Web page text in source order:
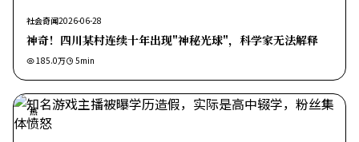
社会奇闻2026-06-28
神奇！四川某村连续十年出现"神秘光球"，科学家无法解释
185.0万 5min
热